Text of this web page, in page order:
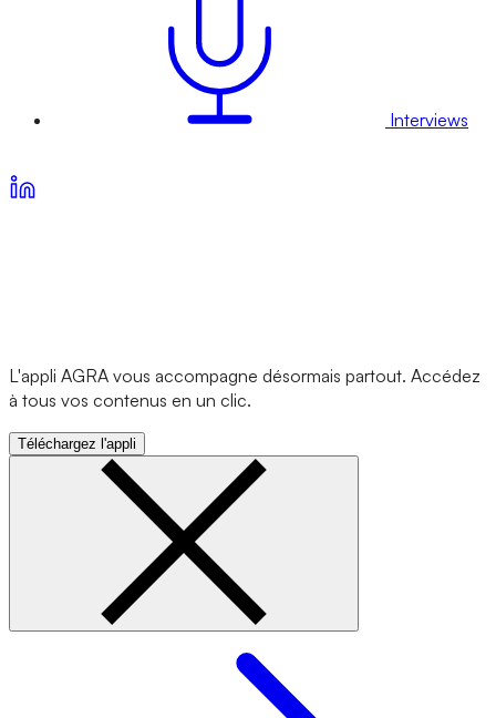
Interviews
L'appli AGRA vous accompagne désormais partout. Accédez
à tous vos contenus en un clic.
Téléchargez l'appli